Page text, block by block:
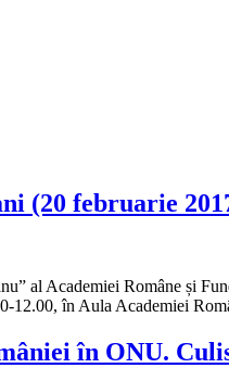
(20 februarie
al Academiei Române și
12.00, în Aula Academiei
în ONU.